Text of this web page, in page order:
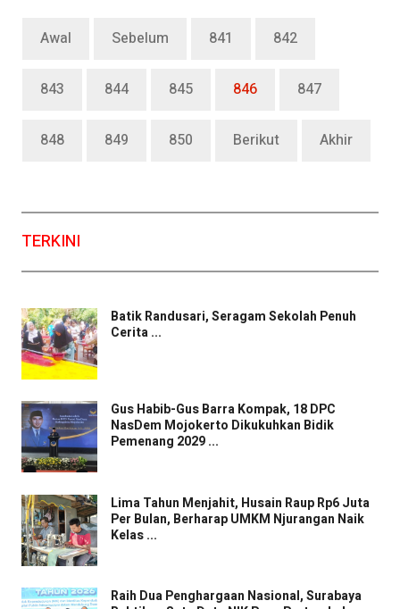
Awal Sebelum 841 842
843 844 845 846 847
848 849 850 Berikut Akhir
TERKINI
Batik Randusari, Seragam Sekolah Penuh
Cerita ...
Gus Habib-Gus Barra Kompak, 18 DPC
NasDem Mojokerto Dikukuhkan Bidik
Pemenang 2029 ...
Lima Tahun Menjahit, Husain Raup Rp6 Juta
Per Bulan, Berharap UMKM Njurangan Naik
Kelas ...
Raih Dua Penghargaan Nasional, Surabaya